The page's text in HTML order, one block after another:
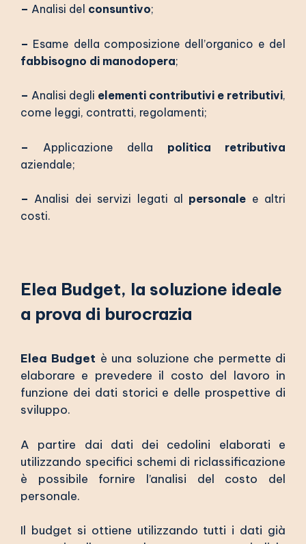
– Analisi del consuntivo;
– Esame della composizione dell’organico e del
fabbisogno di manodopera;
– Analisi degli elementi contributivi e retributivi,
come leggi, contratti, regolamenti;
– Applicazione della politica retributiva
aziendale;
– Analisi dei servizi legati al personale e altri
costi.
Elea Budget, la soluzione ideale
a prova di burocrazia
Elea Budget è una soluzione che permette di
elaborare e prevedere il costo del lavoro in
funzione dei dati storici e delle prospettive di
sviluppo.
A partire dai dati dei cedolini elaborati e
utilizzando specifici schemi di riclassificazione
è possibile fornire l’analisi del costo del
personale.
Il budget si ottiene utilizzando tutti i dati già